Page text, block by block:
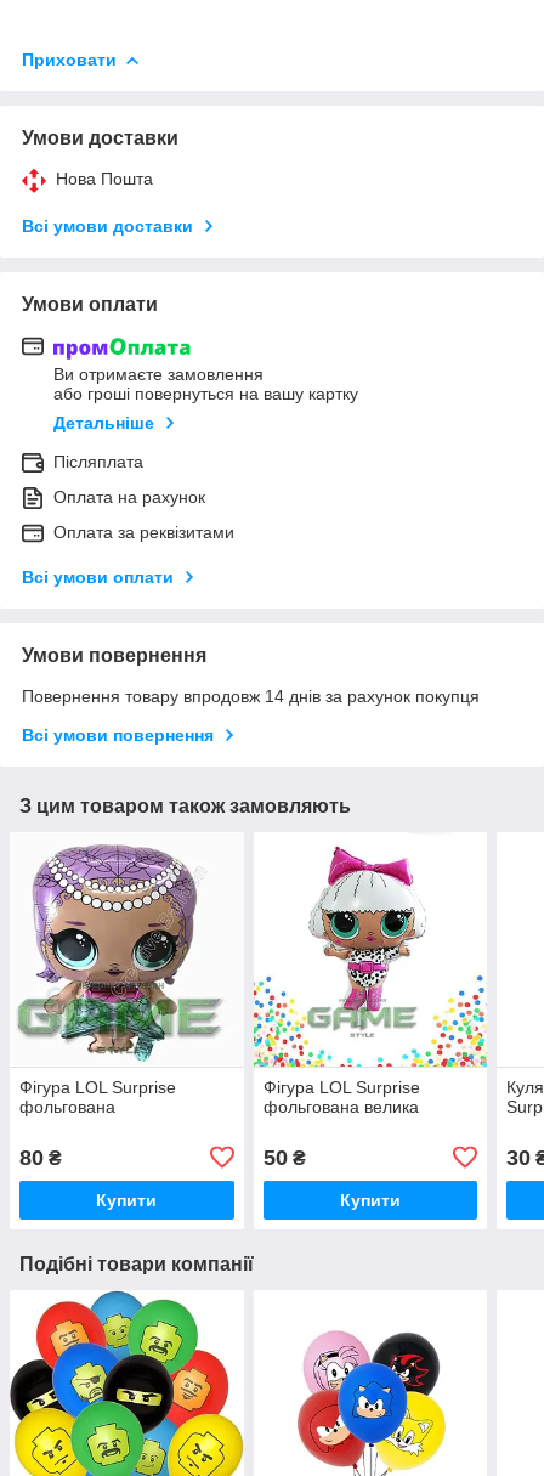
Приховати
Умови доставки
Нова Пошта
Всі умови доставки
Умови оплати
Ви отримаєте замовлення
або гроші повернуться на вашу картку
Детальніше
Післяплата
Оплата на рахунок
Оплата за реквізитами
Всі умови оплати
Умови повернення
Повернення товару впродовж 14 днів за рахунок покупця
Всі умови повернення
З цим товаром також замовляють
Фігура LOL Surprise
фольгована
80 ₴
Купити
Фігура LOL Surprise
фольгована велика
50₴
Купити
30
Подібні товари компанії